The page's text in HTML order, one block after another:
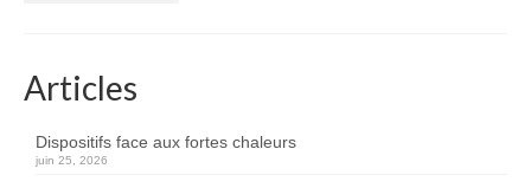
Articles
Dispositifs face aux fortes chaleurs
juin 25, 2026